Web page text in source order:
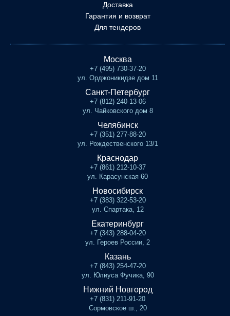
Доставка
Гарантия и возврат
Для тендеров
Москва
+7 (495) 730-37-20
ул. Орджоникидзе дом 11
Санкт-Петербург
+7 (812) 240-13-06
ул. Чайковского дом 8
Челябинск
+7 (351) 277-88-20
ул. Рождественского 13/1
Краснодар
+7 (861) 212-10-37
ул. Карасунская 60
Новосибирск
+7 (383) 322-53-20
ул. Спартака, 12
Екатеринбург
+7 (343) 288-04-20
ул. Героев России, 2
Казань
+7 (843) 254-47-20
ул. Юлиуса Фучика, 90
Нижний Новгород
+7 (831) 211-91-20
Сормовское ш., 20